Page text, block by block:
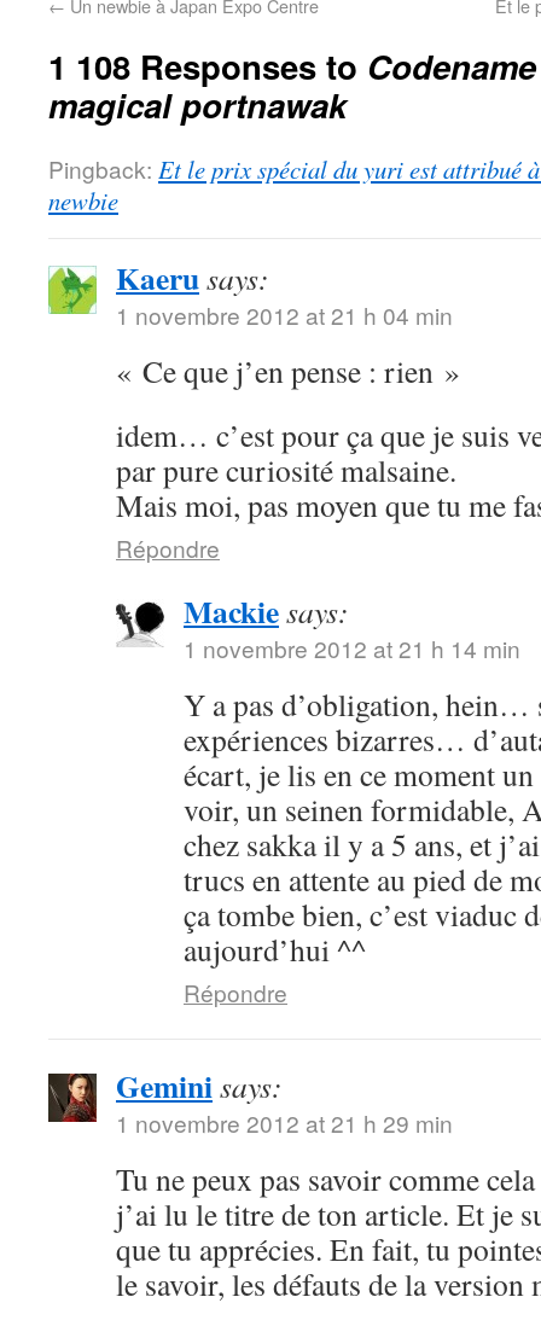
← Un newbie à Japan Expo Centre Et le
1 108 Responses to
magical portnawak
Pingback: Et le prix spécial du yuri est attribué
newbie
Kaerusays:
1 novembre 2012 at 21 h 04 min
« Ce que j’en pense : rien »
idem… c’est pour ça que je suis
par pure curiosité malsaine.
Mais moi, pas moyen que tu me
Répondre
Mackiesays:
1 novembre 2012 at 21 h 14 min
Y a pas d’obligation, hein…
expériences bizarres…
écart, je lis en ce moment
voir, un seinen formidable,
chez sakka il y a 5 ans, et
trucs en attente au pied de
ça tombe bien, c’est viaduc
aujourd’hui ^^
Répondre
Geminisays:
1 novembre 2012 at 21 h 29 min
Tu ne peux pas savoir comme
j’ai lu le titre de ton article. Et je
que tu apprécies. En fait, tu
le savoir, les défauts de la